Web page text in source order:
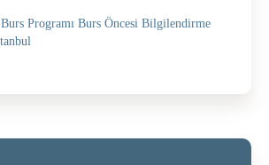
Programı Burs Öncesi Bilgilendirme